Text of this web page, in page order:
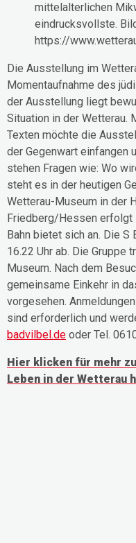
mittelalterlichen
eindrucksvollste.
https://
Die Ausstellung im
Momentaufnahme des
der Ausstellung liegt
Situation in der Wetterau.
Texten möchte die
der Gegenwart einfangen
stehen Fragen wie: Wo
steht es in der heutigen
Wetterau-Museum in der
Friedberg/Hessen erfolgt
Bahn bietet sich an. Die S
16.22 Uhr ab. Die Gruppe
Museum. Nach dem
gemeinsame Einkehr in
vorgesehen.
sind erforderlich und
badvilbel.de oder Tel.
Hier klicken für mehr
Leben in der Wetterau